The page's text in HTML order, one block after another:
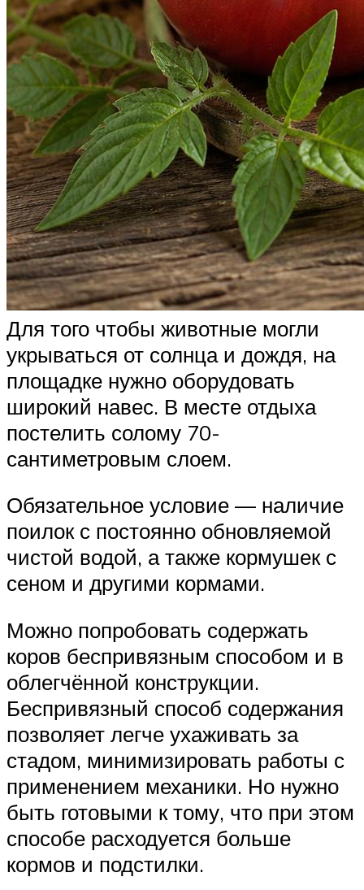
Для того чтобы животные могли
укрываться от солнца и дождя, на
площадке нужно оборудовать
широкий навес. В месте отдыха
постелить солому 70-
сантиметровым слоем.
Обязательное условие — наличие
поилок с постоянно обновляемой
чистой водой, а также кормушек с
сеном и другими кормами.
Можно попробовать содержать
коров беспривязным способом и в
облегчённой конструкции.
Беспривязный способ содержания
позволяет легче ухаживать за
стадом, минимизировать работы с
применением механики. Но нужно
быть готовыми к тому, что при этом
способе расходуется больше
кормов и подстилки.